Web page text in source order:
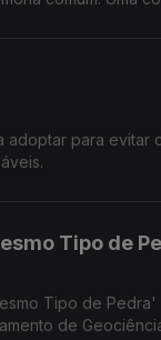
adoptar para evitar
Tipo de
Tipo de Pedra'
de